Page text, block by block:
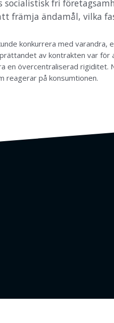
fri
främja ändamål, vilka
konkurrera med varandra,
av kontrakten var för
en övercentraliserad rigiditet.
på konsumtionen.